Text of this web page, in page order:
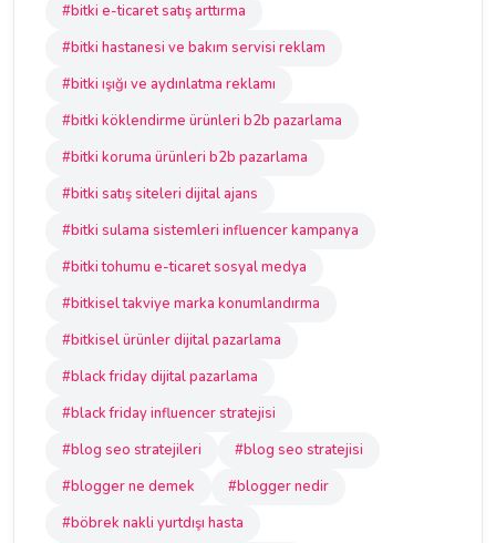
#bitki e-ticaret satış arttırma
#bitki hastanesi ve bakım servisi reklam
#bitki ışığı ve aydınlatma reklamı
#bitki köklendirme ürünleri b2b pazarlama
#bitki koruma ürünleri b2b pazarlama
#bitki satış siteleri dijital ajans
#bitki sulama sistemleri influencer kampanya
#bitki tohumu e-ticaret sosyal medya
#bitkisel takviye marka konumlandırma
#bitkisel ürünler dijital pazarlama
#black friday dijital pazarlama
#black friday influencer stratejisi
#blog seo stratejileri
#blog seo stratejisi
#blogger ne demek
#blogger nedir
#böbrek nakli yurtdışı hasta